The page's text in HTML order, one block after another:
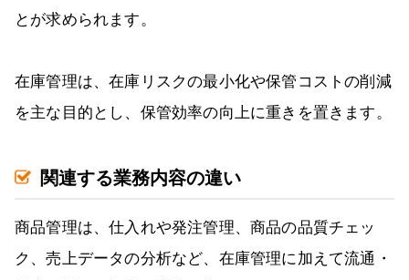
とが求められます。
在庫管理は、在庫リスクの最小化や保管コストの削減
を主な目的とし、保管効率の向上に重きを置きます。
関連する業務内容の違い
商品管理は、仕入れや発注管理、商品の品質チェッ
ク、売上データの分析など、在庫管理に加えて流通・